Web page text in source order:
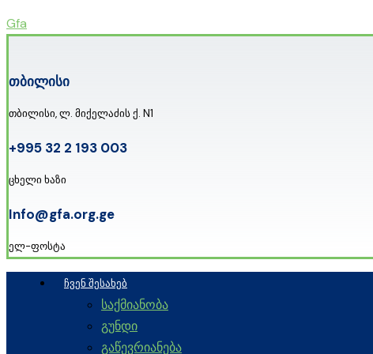
to
Gfa
თბილისი
თბილისი, ლ. მიქელაძის ქ. N1
+995 32 2 193 003
ცხელი ხაზი
Info@gfa.org.ge
ელ-ფოსტა
ᲩᲕᲔᲜ ᲨᲔᲡᲐᲮᲔᲑ
საქმიანობა
გუნდი
გაწევრიანება